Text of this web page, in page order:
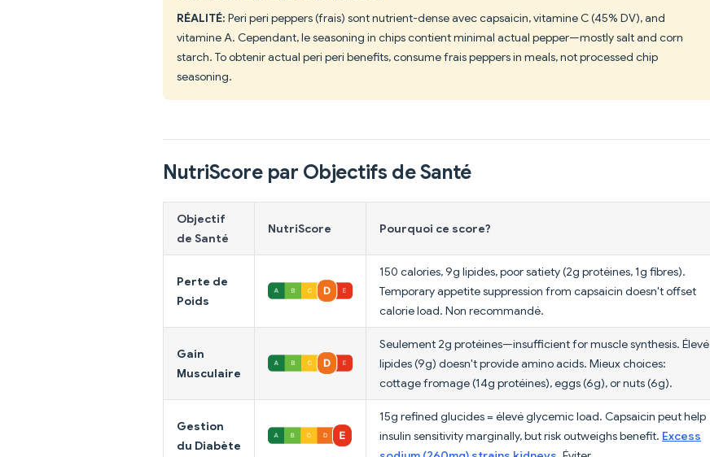
RÉALITÉ: Peri peri peppers (frais) sont nutrient-dense avec capsaicin, vitamine C (45% DV), and
vitamine A. Cependant, le seasoning in chips contient minimal actual pepper—mostly salt and corn
starch. To obtenir actual peri peri benefits, consume frais peppers in meals, not processed chip
seasoning.
NutriScore par Objectifs de Santé
Objectif
de Santé
NutriScore Pourquoi ce score?
Perte de
Poids
150 calories, 9g lipides, poor satiety (2g protéines, 1g fibres).
Temporary appetite suppression from capsaicin doesn't offset
calorie load. Non recommandé.
Gain
Musculaire
Seulement 2g protéines—insufficient for muscle synthesis. Élevé
lipides (9g) doesn't provide amino acids. Mieux choices:
cottage fromage (14g protéines), eggs (6g), or nuts (6g).
Gestion
du Diabète
15g refined glucides = élevé glycemic load. Capsaicin peut help
insulin sensitivity marginally, but risk outweighs benefit. Excess